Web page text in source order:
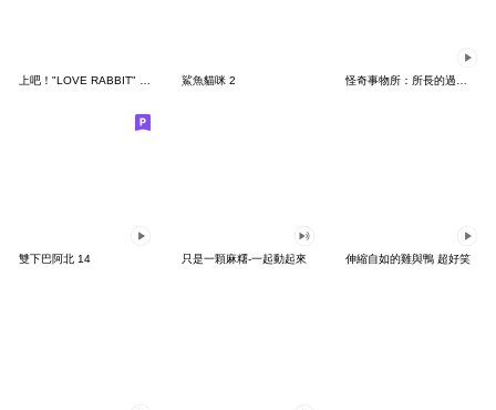
鯊魚貓咪 2
雙下巴阿北 14 只是一顆麻糬-一起動起來 伸縮自如的雞與鴨 超好笑